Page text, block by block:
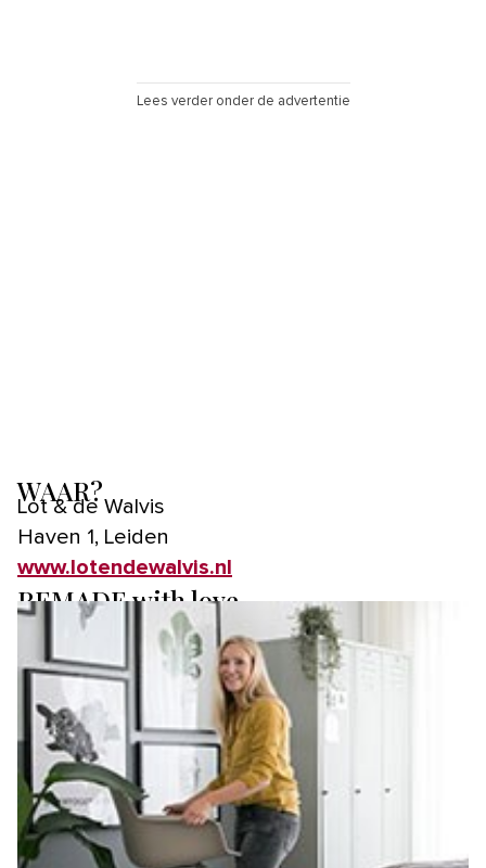
Lees verder onder de advertentie
WAAR?
Lot & de Walvis
Haven 1, Leiden
www.lotendewalvis.nl
REMADE with love